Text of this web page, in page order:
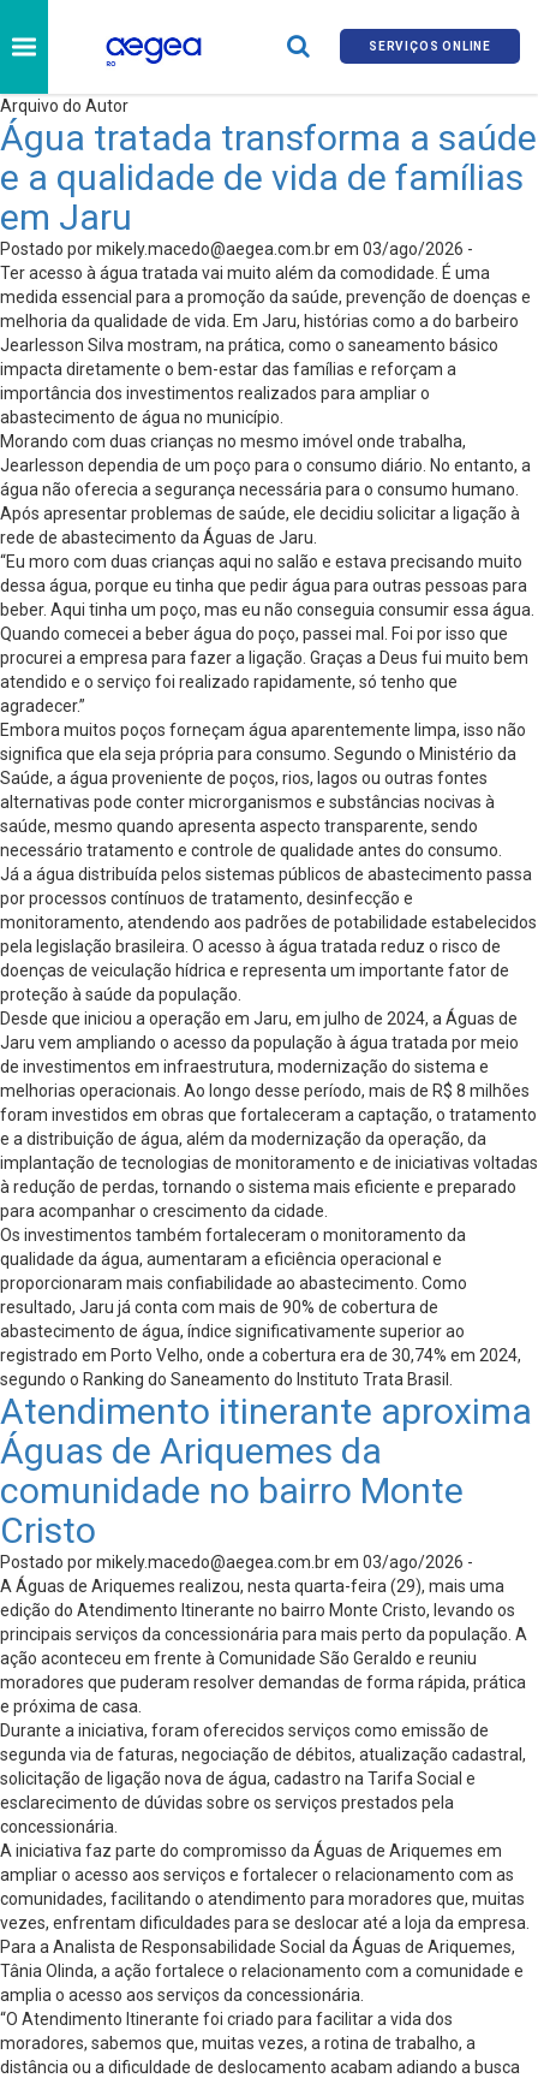
SERVIÇOS ONLINE
Arquivo do Autor
Água tratada transforma a saúde
e a qualidade de vida de famílias
em Jaru
Postado pormikely.macedo@aegea.com.brem 03/ago/2026 -
Ter acesso à água tratada vai muito além da comodidade. É uma
medida essencial para a promoção da saúde, prevenção de doenças e
melhoria da qualidade de vida. Em Jaru, histórias como a do barbeiro
Jearlesson Silva mostram, na prática, como o saneamento básico
impacta diretamente o bem-estar das famílias e reforçam a
importância dos investimentos realizados para ampliar o
abastecimento de água no município.
Morando com duas crianças no mesmo imóvel onde trabalha,
Jearlesson dependia de um poço para o consumo diário. No entanto, a
água não oferecia a segurança necessária para o consumo humano.
Após apresentar problemas de saúde, ele decidiu solicitar a ligação à
rede de abastecimento da Águas de Jaru.
“Eu moro com duas crianças aqui no salão e estava precisando muito
dessa água, porque eu tinha que pedir água para outras pessoas para
beber. Aqui tinha um poço, mas eu não conseguia consumir essa água.
Quando comecei a beber água do poço, passei mal. Foi por isso que
procurei a empresa para fazer a ligação. Graças a Deus fui muito bem
atendido e o serviço foi realizado rapidamente, só tenho que
agradecer.”
Embora muitos poços forneçam água aparentemente limpa, isso não
significa que ela seja própria para consumo. Segundo o Ministério da
Saúde, a água proveniente de poços, rios, lagos ou outras fontes
alternativas pode conter microrganismos e substâncias nocivas à
saúde, mesmo quando apresenta aspecto transparente, sendo
necessário tratamento e controle de qualidade antes do consumo.
Já a água distribuída pelos sistemas públicos de abastecimento passa
por processos contínuos de tratamento, desinfecção e
monitoramento, atendendo aos padrões de potabilidade estabelecidos
pela legislação brasileira. O acesso à água tratada reduz o risco de
doenças de veiculação hídrica e representa um importante fator de
proteção à saúde da população.
Desde que iniciou a operação em Jaru, em julho de 2024, a Águas de
Jaru vem ampliando o acesso da população à água tratada por meio
de investimentos em infraestrutura, modernização do sistema e
melhorias operacionais. Ao longo desse período, mais de R$ 8 milhões
foram investidos em obras que fortaleceram a captação, o tratamento
e a distribuição de água, além da modernização da operação, da
implantação de tecnologias de monitoramento e de iniciativas voltadas
à redução de perdas, tornando o sistema mais eficiente e preparado
para acompanhar o crescimento da cidade.
Os investimentos também fortaleceram o monitoramento da
qualidade da água, aumentaram a eficiência operacional e
proporcionaram mais confiabilidade ao abastecimento. Como
resultado, Jaru já conta com mais de 90% de cobertura de
abastecimento de água, índice significativamente superior ao
registrado em Porto Velho, onde a cobertura era de 30,74% em 2024,
segundo o Ranking do Saneamento do Instituto Trata Brasil.
Atendimento itinerante aproxima
Águas de Ariquemes da
comunidade no bairro Monte
Cristo
Postado pormikely.macedo@aegea.com.brem 03/ago/2026 -
A Águas de Ariquemes realizou, nesta quarta-feira (29), mais uma
edição do Atendimento Itinerante no bairro Monte Cristo, levando os
principais serviços da concessionária para mais perto da população. A
ação aconteceu em frente à Comunidade São Geraldo e reuniu
moradores que puderam resolver demandas de forma rápida, prática
e próxima de casa.
Durante a iniciativa, foram oferecidos serviços como emissão de
segunda via de faturas, negociação de débitos, atualização cadastral,
solicitação de ligação nova de água, cadastro na Tarifa Social e
esclarecimento de dúvidas sobre os serviços prestados pela
concessionária.
A iniciativa faz parte do compromisso da Águas de Ariquemes em
ampliar o acesso aos serviços e fortalecer o relacionamento com as
comunidades, facilitando o atendimento para moradores que, muitas
vezes, enfrentam dificuldades para se deslocar até a loja da empresa.
Para a Analista de Responsabilidade Social da Águas de Ariquemes,
Tânia Olinda, a ação fortalece o relacionamento com a comunidade e
amplia o acesso aos serviços da concessionária.
“O Atendimento Itinerante foi criado para facilitar a vida dos
moradores, sabemos que, muitas vezes, a rotina de trabalho, a
distância ou a dificuldade de deslocamento acabam adiando a busca